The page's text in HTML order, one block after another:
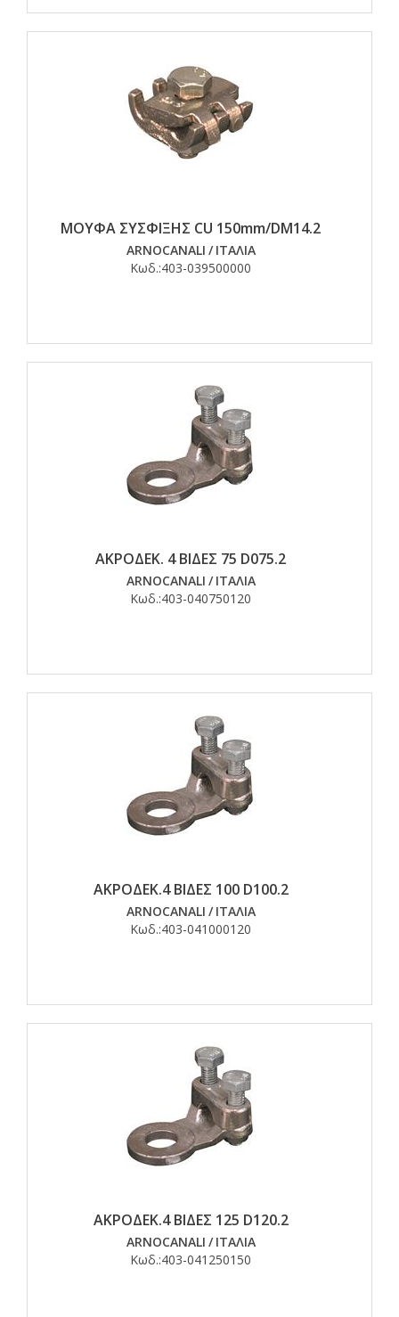
ΜΟΥΦΑ ΣΥΣΦΙΞΗΣ CU 150mm/DM14.2
ARNOCANALI / ΙΤΑΛΙΑ
Κωδ.:403-039500000
ΑΚΡΟΔΕΚ. 4 ΒΙΔΕΣ 75 D075.2
ARNOCANALI / ΙΤΑΛΙΑ
Κωδ.:403-040750120
ΑΚΡΟΔΕΚ.4 ΒΙΔΕΣ 100 D100.2
ARNOCANALI / ΙΤΑΛΙΑ
Κωδ.:403-041000120
ΑΚΡΟΔΕΚ.4 ΒΙΔΕΣ 125 D120.2
ARNOCANALI / ΙΤΑΛΙΑ
Κωδ.:403-041250150